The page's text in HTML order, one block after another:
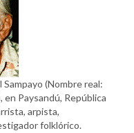
Sampayo (Nombre real:
Paysandú, República
arpista,
folklórico.